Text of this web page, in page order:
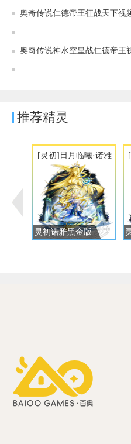
奥奇传说仁德帝王征战天下视
奥奇传说神水空皇战仁德帝王
推荐精灵
[灵初]日月临曦·诺雅
灵初诺雅黑金版